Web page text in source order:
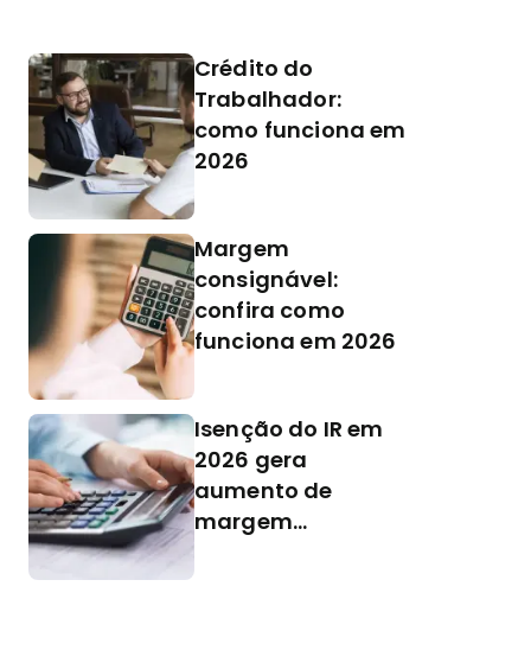
Crédito do
Trabalhador:
como funciona em
2026
Margem
consignável:
confira como
funciona em 2026
Isenção do IR em
2026 gera
aumento de
margem